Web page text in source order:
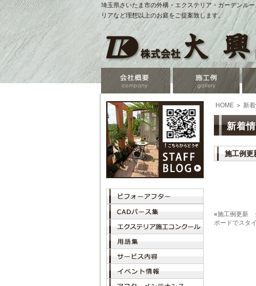
埼玉県さいたま市の外構・エクステリア・ガーデンル
リアなど理想以上のお庭をご提案致します。
HOME ＞ 新
新着
施工例
«施工例更新
ボードでスタ